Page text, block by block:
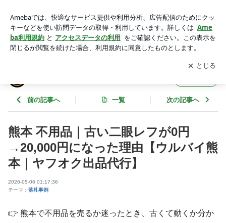
ルバイ熊本｜ヤフオク出品代行】 | ウルバイ熊本のヤフオク出
品代行ブログ
アプリをダウンロードして ブログの更新通知
を受け取りまし
ょう。
開く
前の記事へ 一覧 次の記事へ
熊本 不用品｜古い二眼レフが0円
→20,000円になった理由【ウルバイ熊
本｜ヤフオク出品代行】
2026-05-06 01:17:36
テーマ： 落札事例
👉 熊本で不用品を売るか迷ったとき、古くて動くか分か